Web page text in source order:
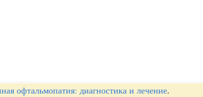
офтальмопатия: диагностика и лечение.